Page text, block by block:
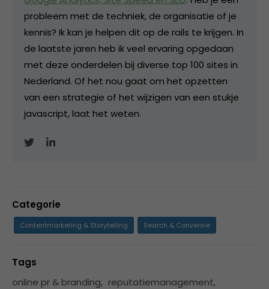
probleem met de techniek, de organisatie of je
kennis? Ik kan je helpen dit op de rails te krijgen. In
de laatste jaren heb ik veel ervaring opgedaan
met deze onderdelen bij diverse top 100 sites in
Nederland. Of het nou gaat om het opzetten
van een strategie of het wijzigen van een stukje
javascript, laat het weten.
Categorie
Contentmarketing & Storytelling Search & Conversie
Tags
online pr & branding, reputatiemanagement,